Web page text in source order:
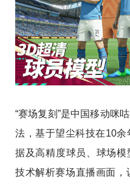
“赛场复刻”是中国移动咪
法，基于望尘科技在10
据及高精度球员、球场
技术解析赛场直播画面，